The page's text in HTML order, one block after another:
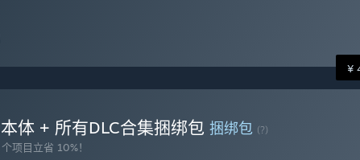
¥
体 + 所有DLC合集捆绑包 捆绑包 (?)
项目立省 10%！